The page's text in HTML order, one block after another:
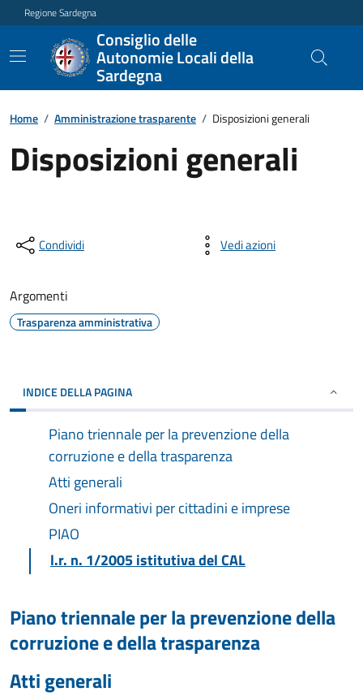
Regione Sardegna
Consiglio delle
Autonomie Locali della
Sardegna
Home / Amministrazione trasparente / Disposizioni generali
Disposizioni generali
Condividi Vedi azioni
Argomenti
Trasparenza amministrativa
INDICE DELLA PAGINA
Piano triennale per la prevenzione della
corruzione e della trasparenza
Atti generali
Oneri informativi per cittadini e imprese
PIAO
l.r. n. 1/2005 istitutiva del CAL
Piano triennale per la prevenzione della
corruzione e della trasparenza
Atti generali